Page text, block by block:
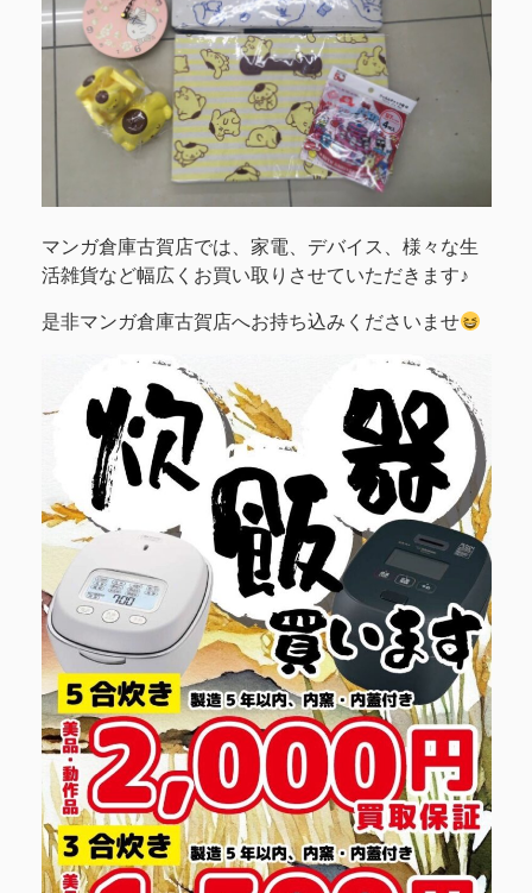
マンガ倉庫古賀店では、家電、デバイス、様々な生
活雑貨など幅広くお買い取りさせていただきます♪
是非マンガ倉庫古賀店へお持ち込みくださいませ